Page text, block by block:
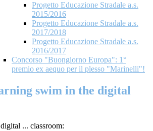
Progetto Educazione Stradale a.s.
2015/2016
Progetto Educazione Stradale a.s.
2017/2018
Progetto Educazione Stradale a.s.
2016/2017
Concorso "Buongiorno Europa": 1°
premio ex aequo per il plesso "Marinelli"!
swim in the digital
... classroom: